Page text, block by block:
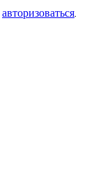
авторизоваться